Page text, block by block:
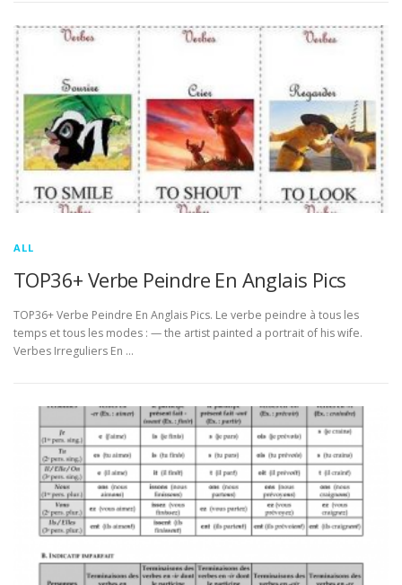
ALL
TOP36+ Verbe Peindre En Anglais Pics
TOP36+ Verbe Peindre En Anglais Pics. Le verbe peindre à tous les
temps et tous les modes : — the artist painted a portrait of his wife.
Verbes Irreguliers En …